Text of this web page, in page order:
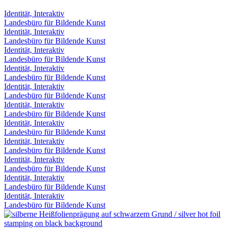
Identität, Interaktiv
Landesbüro für Bildende Kunst
Identität, Interaktiv
Landesbüro für Bildende Kunst
Identität, Interaktiv
Landesbüro für Bildende Kunst
Identität, Interaktiv
Landesbüro für Bildende Kunst
Identität, Interaktiv
Landesbüro für Bildende Kunst
Identität, Interaktiv
Landesbüro für Bildende Kunst
Identität, Interaktiv
Landesbüro für Bildende Kunst
Identität, Interaktiv
Landesbüro für Bildende Kunst
Identität, Interaktiv
Landesbüro für Bildende Kunst
Identität, Interaktiv
Landesbüro für Bildende Kunst
Identität, Interaktiv
Landesbüro für Bildende Kunst